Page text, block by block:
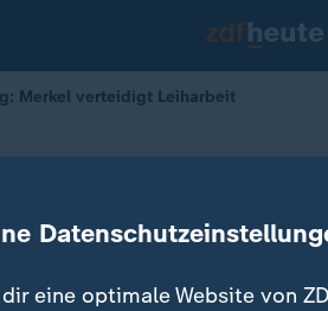
Merkel verteidigt Leiharbeit
Leiharbeit
eine optimale Website von